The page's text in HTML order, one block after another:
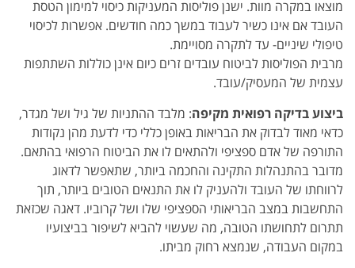
מוצאו במקרה מוות. ישנן פוליסות המעניקות כיסוי למימון הטסת
העובד אם אינו כשיר לעבוד במשך כמה חודשים. אפשרות לכיסוי
טיפולי שיניים- עד לתקרה מסויימת.
מרבית הפוליסות לביטוח עובדים זרים כיום אינן כוללות השתתפות
עצמית של המעסיק/עובד.
ביצוע בדיקה רפואית מקיפה: מלבד ההתניות של גיל ושל מגדר,
כדאי מאוד לבדוק את הבריאות באופן כללי כדי לדעת מהן נקודות
התורפה של אדם ספציפי ולהתאים לו את הביטוח הרפואי בהתאם.
מדובר בהתנהלות התקינה והחכמה ביותר, שתאפשר לדאוג
לרווחתו של העובד ולהעניק לו את התנאים הטובים ביותר, תוך
התחשבות במצב הבריאותי הספציפי שלו ושל קרוביו. דאגה שכזאת
תתרום לתחושתו הטובה, מה שעשוי להביא לשיפור בביצועיו
במקום העבודה, שנמצא רחוק מביתו.